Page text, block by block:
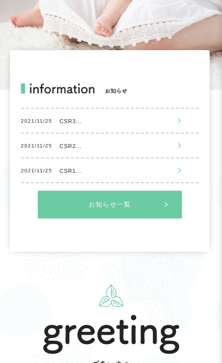
2021/11/25 CSR3...
2021/11/25 CSR2...
2021/11/25 CSR1...
お知らせ一覧